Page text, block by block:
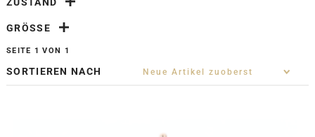
ZUSTAND
GRÖSSE
SEITE 1 VON 1
SORTIEREN NACH